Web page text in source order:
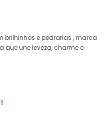
brilhinhos e pedrarias , marca
que une leveza, charme e